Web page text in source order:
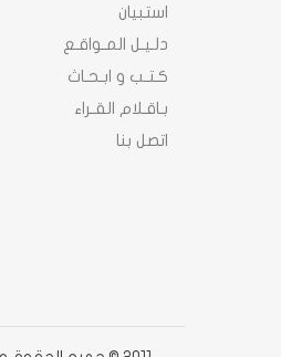
استبيان
دلـيـل المـواقـع
كـتـب و ابـحـاث
بـاقـلام القـراء
اتصل بنا